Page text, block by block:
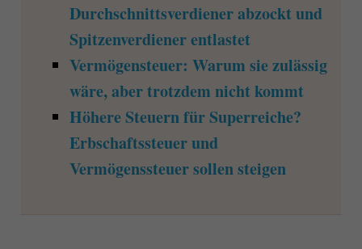
Durchschnittsverdiener abzockt und
Spitzenverdiener entlastet
Vermögensteuer: Warum sie zulässig
wäre, aber trotzdem nicht kommt
Höhere Steuern für Superreiche?
Erbschaftssteuer und
Vermögenssteuer sollen steigen